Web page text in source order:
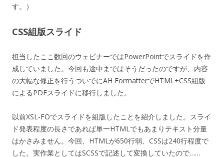
す。）
CSS組版スライド
担当したここ数回のウェビナーではPowerPointでスライドを作
成していました。今回も途中まではそうだったのですが、内容
の大幅な修正を行うついでにAH FormatterでHTML+CSS組版
によるPDFスライドに移行しました。
以前XSL-FOでスライドを組版したことを紹介しました。スライ
ド発表程度の長さであれば単一HTMLでもあまりテキスト分量
はかさみません。今回、HTMLが650行弱、CSSは240行程度で
した。実作業としてはSCSSで記述して変換していたので……